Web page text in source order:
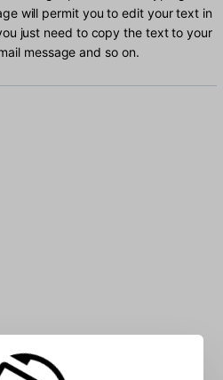
will permit you to edit your text in
just need to copy the text to your
message and so on.
characters into the box: